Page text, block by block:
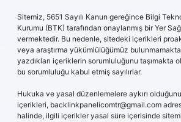
Sitemiz, 5651 Sayılı Kanun gereğince Bilgi
Kurumu (BTK) tarafından onaylanmış bir Yer
vermektedir. Bu nedenle, sitedeki içerikleri
veya araştırma yükümlülüğümüz
yazdıkları içeriklerin sorumluluğunu taşımakta
bu sorumluluğu kabul etmiş sayılırlar.
Hukuka ve yasal düzenlemelere aykırı
içerikleri, backlinkpanelicomtr@gmail.com
halinde, ilgili içerikler yasal süre içerisinde